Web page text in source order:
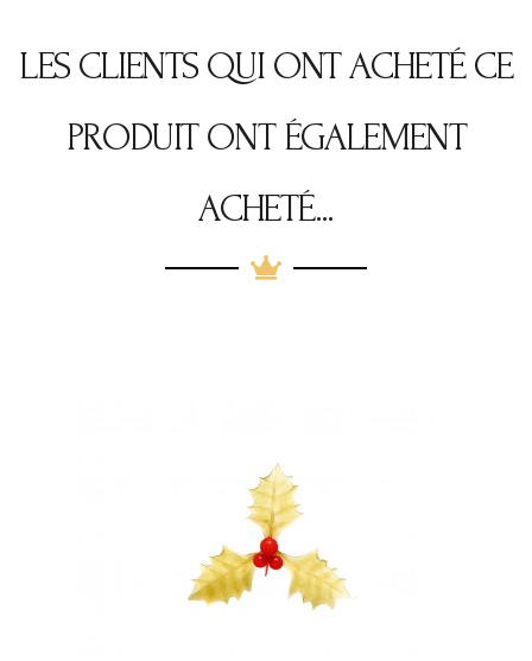
LES CLIENTS QUI ONT ACHETÉ CE
PRODUIT ONT ÉGALEMENT
ACHETÉ...